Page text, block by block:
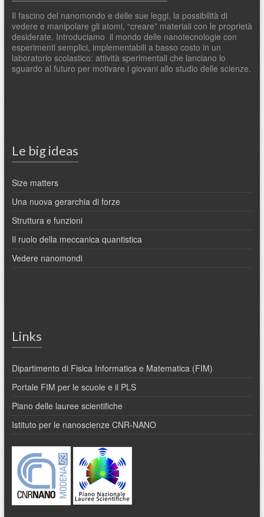
Il fascino del nanomondo e delle sue leggi, la possibilità di
vedere e manipolare gli atomi, “creare” materiali con le proprietà
desiderate. Introduciamo il mondo delle nanotecnologie con
esperimenti semplici, implementabili a basso costo in un
laboratorio scolastico: attività sperimentali che lanciano lo
sguardo al futuro per motivare i giovani allo studio delle scienze.
Le big ideas
Size matters
Una nuova gerarchia di forze
Struttura e funzioni
Il ruolo della meccanica quantistica
Vedere nanomondi
Links
Dipartimento di Fisica Informatica e Matematica (FIM)
Portale FIM per le scuole e il PLS
Piano delle lauree scientifiche
Istituto per le nanoscienze CNR-NANO